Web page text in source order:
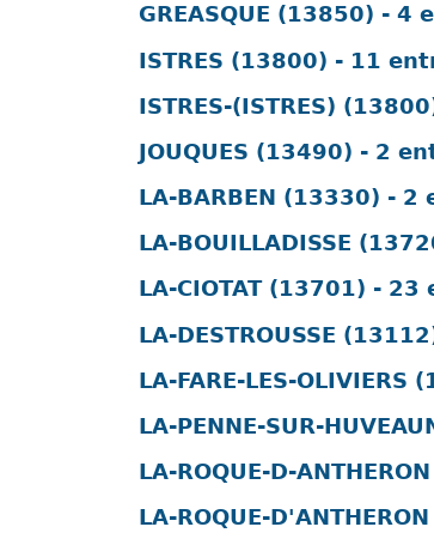
GREASQUE (13850) - 4
ISTRES (13800) - 11
ISTRES-(ISTRES)
JOUQUES (13490) - 2
LA-BARBEN (13330) - 2
LA-BOUILLADISSE
LA-CIOTAT (13701) -
LA-DESTROUSSE
LA-FARE-LES-
LA-PENNE-SUR-
LA-ROQUE-D-
LA-ROQUE-